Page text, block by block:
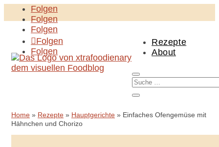
Folgen
Folgen
Folgen
Folgen
Folgen
Rezepte
About
Home » Rezepte » Hauptgerichte » Einfaches Ofengemüse mit
Hähnchen und Chorizo